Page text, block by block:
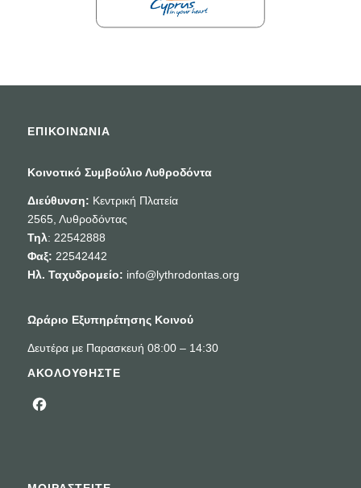
ΕΠΙΚΟΙΝΩΝΙΑ
Κοινοτικό Συμβούλιο Λυθροδόντα
Διεύθυνση: Κεντρική Πλατεία
2565, Λυθροδόντας
Τηλ: 22542888
Φαξ: 22542442
Ηλ. Ταχυδρομείο: info@lythrodontas.org
Ωράριο Εξυπηρέτησης Κοινού
Δευτέρα με Παρασκευή 08:00 – 14:30
ΑΚΟΛΟΥΘΗΣΤΕ